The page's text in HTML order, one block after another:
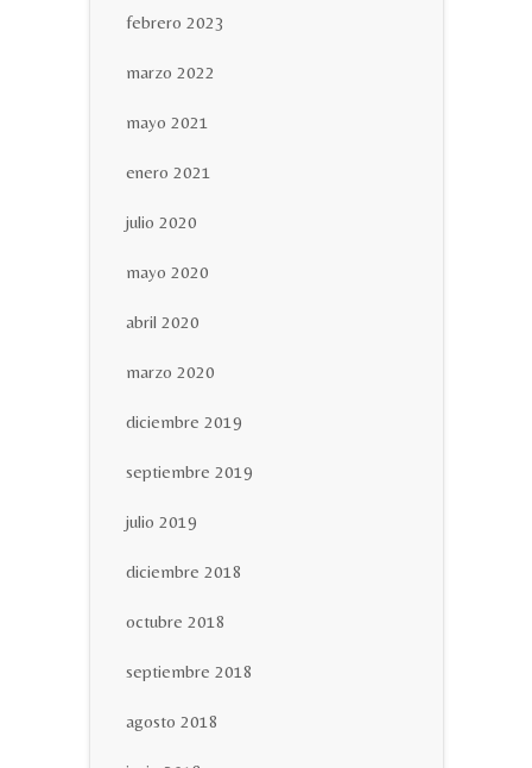
febrero 2023
marzo 2022
mayo 2021
enero 2021
julio 2020
mayo 2020
abril 2020
marzo 2020
diciembre 2019
septiembre 2019
julio 2019
diciembre 2018
octubre 2018
septiembre 2018
agosto 2018